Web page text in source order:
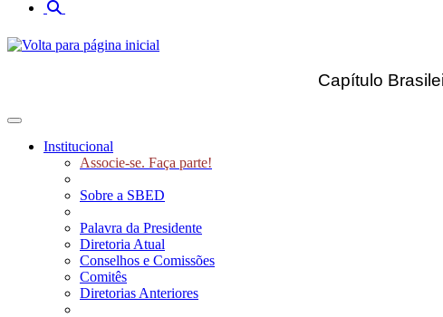
Capítulo
Toggle navigation
Institucional
Associe-se. Faça parte!
Sobre a SBED
Palavra da Presidente
Diretoria Atual
Conselhos e Comissões
Comitês
Diretorias Anteriores